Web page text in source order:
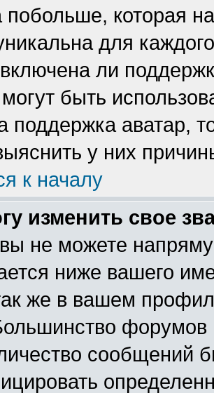
побольше, которая
для
ли
быть
поддержка аватар,
у них
к началу
изменить свое
не можете
ниже вашего
же в вашем
форумов
сообщений